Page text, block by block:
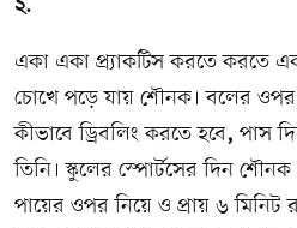
২.
একা একা প্র্যাকটিস করতে করতে
চোখে পড়ে যায় শৌনক। বলের ওপর
কীভাবে ড্রিবলিং করতে হবে, পাস
তিনি। স্কুলের স্পোর্টসের দিন
পায়ের ওপর নিয়ে ও প্রায় ৬